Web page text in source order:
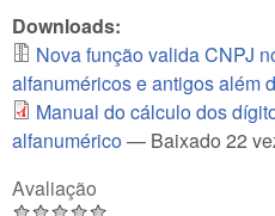
Downloads:
Nova função valida CNPJ
alfanuméricos e antigos além
Manual do cálculo dos
alfanumérico— Baixado 22
Avaliação